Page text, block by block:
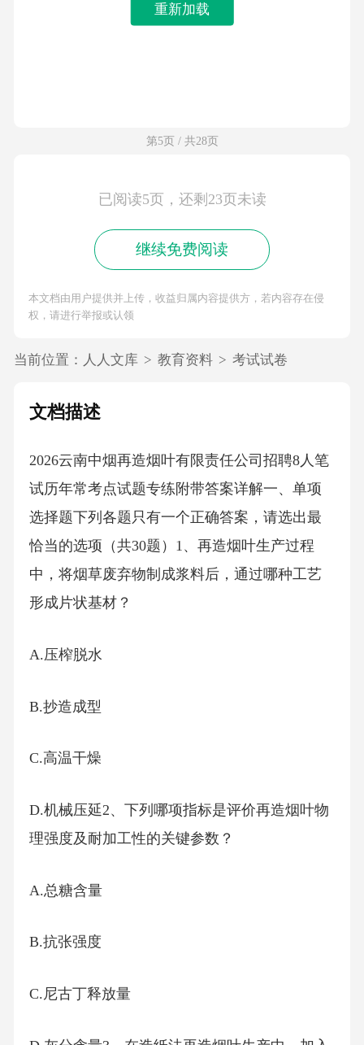
重新加载
第5页 / 共28页
已阅读5页，还剩23页未读
继续免费阅读
本文档由用户提供并上传，收益归属内容提供方，若内容存在侵
权，请进行举报或认领
当前位置： 人人文库 > 教育资料 > 考试试卷
文档描述
2026云南中烟再造烟叶有限责任公司招聘8人笔
试历年常考点试题专练附带答案详解一、单项
选择题下列各题只有一个正确答案，请选出最
恰当的选项（共30题）1、再造烟叶生产过程
中，将烟草废弃物制成浆料后，通过哪种工艺
形成片状基材？
A.压榨脱水
B.抄造成型
C.高温干燥
D.机械压延2、下列哪项指标是评价再造烟叶物
理强度及耐加工性的关键参数？
A.总糖含量
B.抗张强度
C.尼古丁释放量